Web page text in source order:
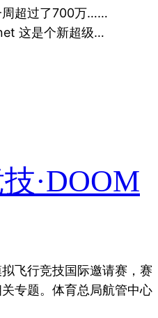
周超过了700万……
这是个新超级…
·DOOM
飞行竞技国际邀请赛，赛
专题。体育总局航管中心